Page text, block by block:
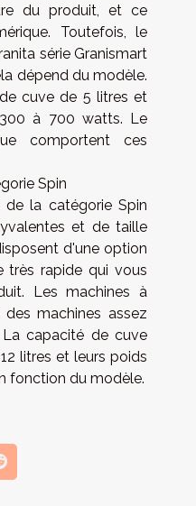
du produit, et ce
Toutefois, le
série Granismart
dépend du modèle.
cuve de 5 litres et
à 700 watts. Le
comportent ces
Spin
la catégorie Spin
et de taille
d'une option
très rapide qui vous
Les machines à
machines assez
capacité de cuve
litres et leurs poids
fonction du modèle.